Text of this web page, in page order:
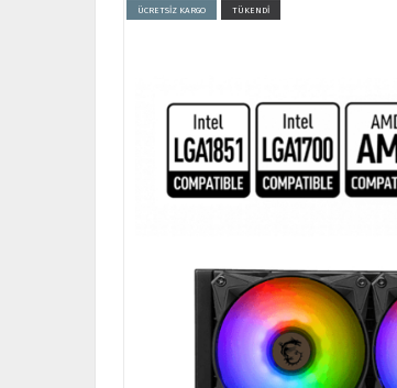
ÜCRETSİZ KARGO TÜKENDİ